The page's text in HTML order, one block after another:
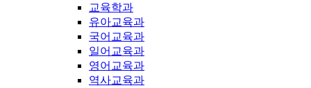
교육학과
유아교육과
국어교육과
일어교육과
영어교육과
역사교육과